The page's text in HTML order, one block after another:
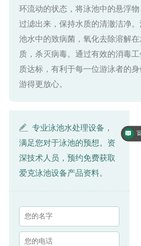
环流动的状态，将泳池中的悬浮
过滤出来，保持水质的清澈洁净
池水中的致病菌，氧化去除溶解
质，杀灭病毒。通过有效的消毒
质达标，有利于每一位游泳者的
游得更放心。
专业泳池水处理设备，
满足您对于泳池的预想。资
深技术人员，预约免费获取
爱克泳池设备产品资料。